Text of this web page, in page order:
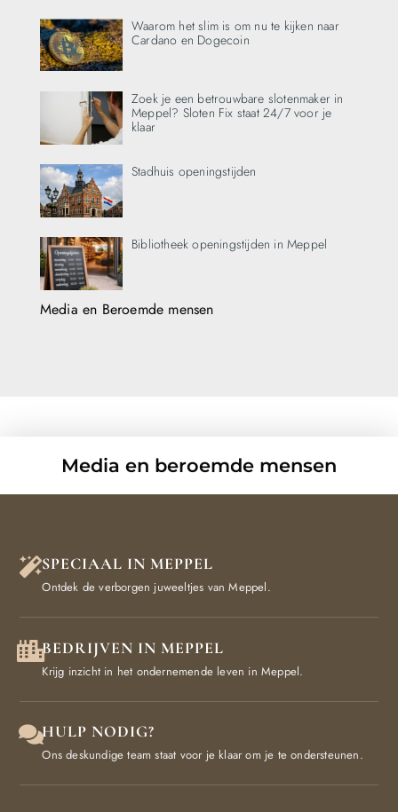
Waarom het slim is om nu te kijken naar
Cardano en Dogecoin
Zoek je een betrouwbare slotenmaker in
Meppel? Sloten Fix staat 24/7 voor je
klaar
Stadhuis openingstijden
Bibliotheek openingstijden in Meppel
Media en Beroemde mensen
Media en beroemde mensen
SPECIAAL IN MEPPEL
Ontdek de verborgen juweeltjes van Meppel.
BEDRIJVEN IN MEPPEL
Krijg inzicht in het ondernemende leven in Meppel.
HULP NODIG?
Ons deskundige team staat voor je klaar om je te ondersteunen.